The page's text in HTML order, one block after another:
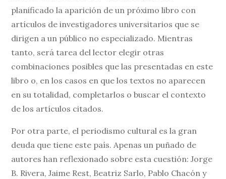
planificado la aparición de un próximo libro con
artículos de investigadores universitarios que se
dirigen a un público no especializado. Mientras
tanto, será tarea del lector elegir otras
combinaciones posibles que las presentadas en este
libro o, en los casos en que los textos no aparecen
en su totalidad, completarlos o buscar el contexto
de los artículos citados.
Por otra parte, el periodismo cultural es la gran
deuda que tiene este país. Apenas un puñado de
autores han reflexionado sobre esta cuestión: Jorge
B. Rivera, Jaime Rest, Beatriz Sarlo, Pablo Chacón y